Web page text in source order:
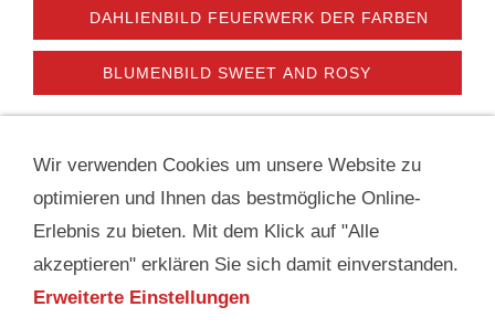
DAHLIENBILD FEUERWERK DER FARBEN
BLUMENBILD SWEET AND ROSY
IMPRESSUM & KONTAKT
DATENSCHUTZ
INFOTHEK
BLOGS FÜR BLUMENFREUNDE
VIDEOS
AGB
FAQ
Sie das Urheberrecht und verwenden Sie die Texte und
Wir verwenden Cookies um unsere Website zu
optimieren und Ihnen das bestmögliche Online-
Erlebnis zu bieten. Mit dem Klick auf "Alle
akzeptieren" erklären Sie sich damit einverstanden.
Erweiterte Einstellungen